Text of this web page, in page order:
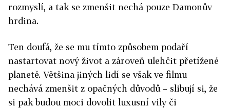
rozmyslí, a tak se zmenšit nechá pouze Damonův
hrdina.
Ten doufá, že se mu tímto způsobem podaří
nastartovat nový život a zároveň ulehčit přetížené
planetě. Většina jiných lidí se však ve filmu
nechává zmenšit z opačných důvodů – slibují si, že
si pak budou moci dovolit luxusní vily či